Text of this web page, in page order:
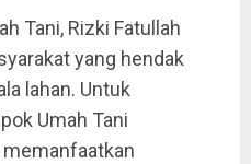
Tani, Rizki Fatullah
yang hendak
lahan. Untuk
Umah Tani